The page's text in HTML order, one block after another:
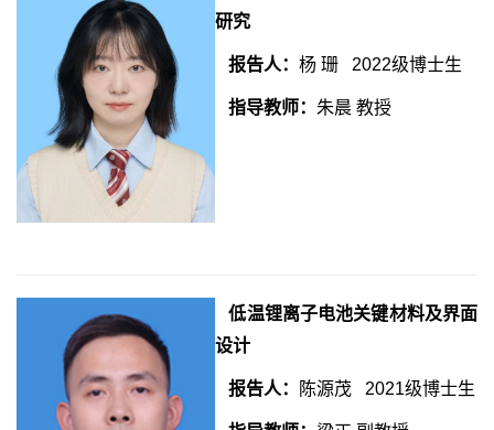
研究
报告人： 杨 珊 2022级博士生
指导教师： 朱晨 教授
低温锂离子电池关键材料及界面
设计
报告人： 陈源茂 2021级博士生